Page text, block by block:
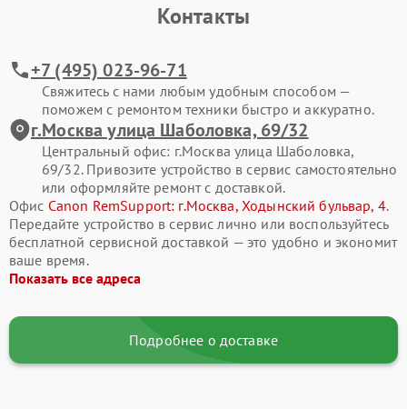
Контакты
+7 (495) 023-96-71
Свяжитесь с нами любым удобным способом —
поможем с ремонтом техники быстро и аккуратно.
г.Москва улица Шаболовка, 69/32
Центральный офис: г.Москва улица Шаболовка,
69/32. Привозите устройство в сервис самостоятельно
или оформляйте ремонт с доставкой.
Офис Canon RemSupport: г.Москва, Ходынский бульвар, 4.
Передайте устройство в сервис лично или воспользуйтесь
бесплатной сервисной доставкой — это удобно и экономит
ваше время.
Показать все адреса
Подробнее о доставке